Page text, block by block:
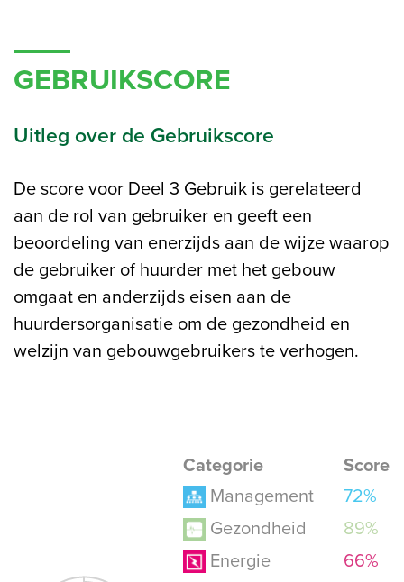
GEBRUIKSCORE
Uitleg over de Gebruikscore
De score voor Deel 3 Gebruik is gerelateerd
aan de rol van gebruiker en geeft een
beoordeling van enerzijds aan de wijze waarop
de gebruiker of huurder met het gebouw
omgaat en anderzijds eisen aan de
huurdersorganisatie om de gezondheid en
welzijn van gebouwgebruikers te verhogen.
Categorie
Score
Management
72%
Gezondheid
89%
Energie
66%